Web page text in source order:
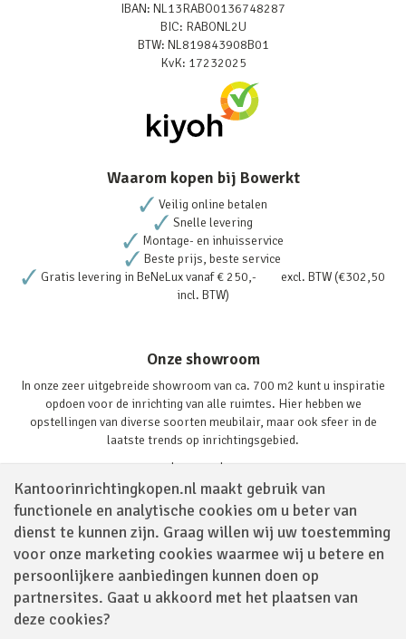
Kantoorinrichtingkopen.nl maakt gebruik van
functionele en analytische cookies om u beter van
dienst te kunnen zijn. Graag willen wij uw toestemming
voor onze marketing cookies waarmee wij u betere en
persoonlijkere aanbiedingen kunnen doen op
partnersites. Gaat u akkoord met het plaatsen van
deze cookies?
IBAN: NL13RABO0136748287
BIC: RABONL2U
BTW: NL819843908B01
KvK: 17232025
Waarom kopen bij Bowerkt
Veilig online betalen
Snelle levering
Montage- en inhuisservice
Beste prijs, beste service
Gratis levering in BeNeLux vanaf € 250,- excl. BTW (€302,50
incl. BTW)
Onze showroom
In onze zeer uitgebreide showroom van ca. 700 m2 kunt u inspiratie
opdoen voor de inrichting van alle ruimtes. Hier hebben we
opstellingen van diverse soorten meubilair, maar ook sfeer in de
laatste trends op inrichtingsgebied.
Lees verder